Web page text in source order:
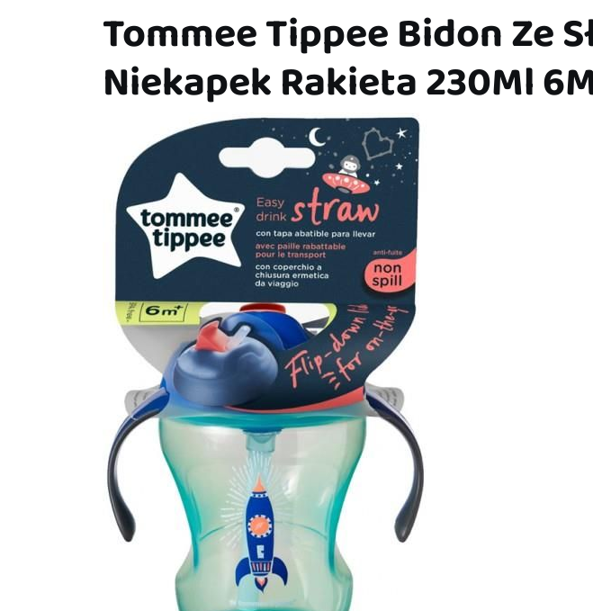
Tommee Tippee Bidon Ze
Niekapek Rakieta 230Ml